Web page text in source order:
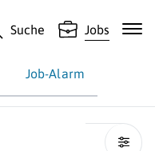
Suche Jobs
Job-Alarm